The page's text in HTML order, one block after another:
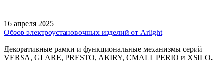
16 апреля 2025
Обзор электроустановочных изделий от Arlight
Декоративные рамки и функциональные механизмы серий
VERSA, GLARE, PRESTO, AKIRY, OMALI, PERIO и XSILO.